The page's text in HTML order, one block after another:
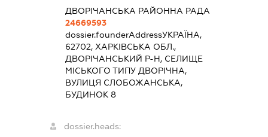
ДВОРІЧАНСЬКА РАЙОННА РАДА
24669593
dossier.founderAddressУКРАЇНА,
62702, ХАРКІВСЬКА ОБЛ.,
ДВОРІЧАНСЬКИЙ Р-Н, СЕЛИЩЕ
МІСЬКОГО ТИПУ ДВОРІЧНА,
ВУЛИЦЯ СЛОБОЖАНСЬКА,
БУДИНОК 8
dossier.heads: